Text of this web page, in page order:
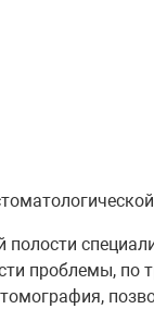
полости
проблемы, по